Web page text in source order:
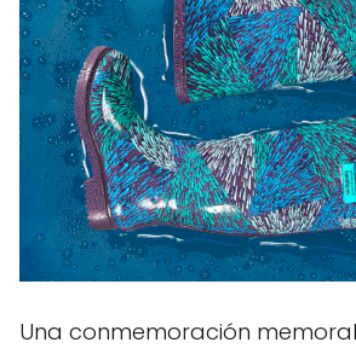
Una conmemoración